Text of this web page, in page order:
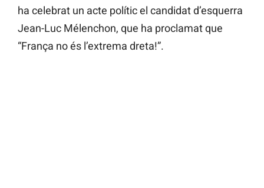
ha celebrat un acte polític el candidat d’esquerra
Jean-Luc Mélenchon, que ha proclamat que
“França no és l’extrema dreta!”.